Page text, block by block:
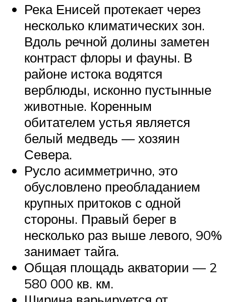
Река Енисей протекает через
несколько климатических зон.
Вдоль речной долины заметен
контраст флоры и фауны. В
районе истока водятся
верблюды, исконно пустынные
животные. Коренным
обитателем устья является
белый медведь — хозяин
Севера.
Русло асимметрично, это
обусловлено преобладанием
крупных притоков с одной
стороны. Правый берег в
несколько раз выше левого, 90%
занимает тайга.
Общая площадь акватории — 2
580 000 кв. км.